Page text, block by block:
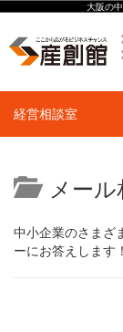
大阪の
経営相談室
メー
中小企業のさまざ
ーにお答えします！